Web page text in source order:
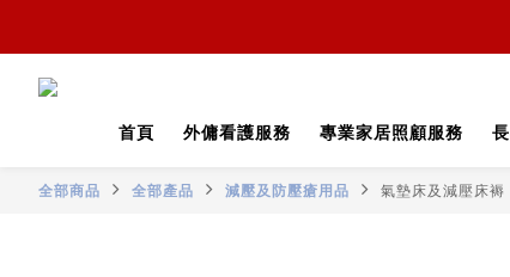
首頁 外傭看護服務 專業家居照顧服務
全部商品 全部產品 減壓及防壓瘡用品 氣墊床及減壓床褥